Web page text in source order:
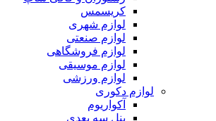
کریسمس
لوازم شهری
لوازم صنعتی
لوازم فروشگاهی
لوازم موسیقی
لوازم ورزشی
لوازم دکوری
آکواریوم
پنل سه بعدی